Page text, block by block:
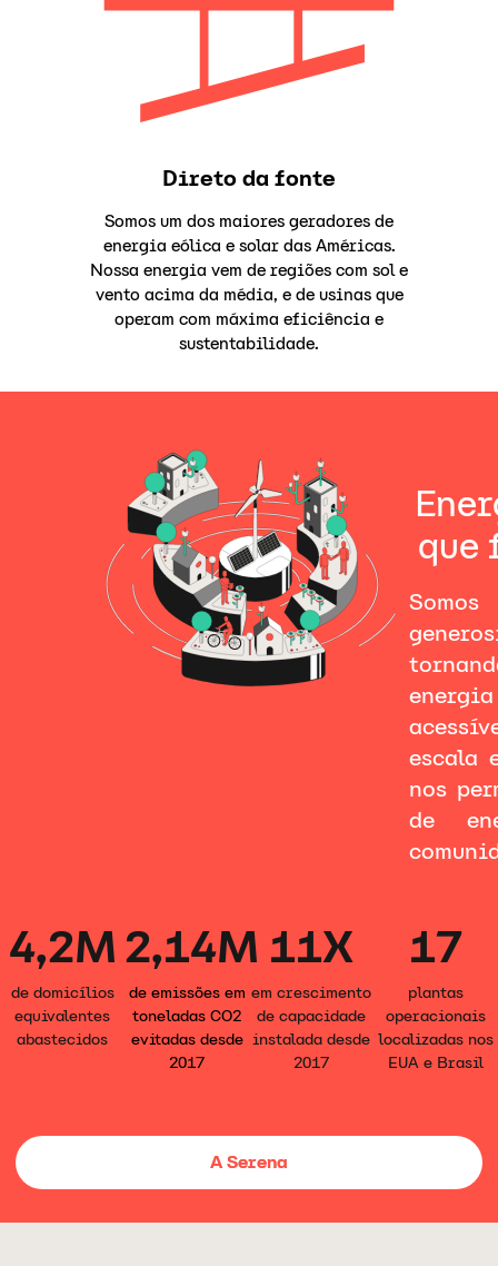
Direto da fonte
Somos um dos maiores geradores de
energia eólica e solar das Américas.
Nossa energia vem de regiões com sol e
vento acima da média, e de usinas que
operam com máxima eficiência e
sustentabilidade.
que
escala
nos
de
4,2M
de domicílios
equivalentes
abastecidos
2,14M
de emissões em
toneladas CO2
evitadas desde
2017
11X
em crescimento
de capacidade
instalada desde
2017
17
plantas
operacionais
localizadas nos
EUA e Brasil
A Serena